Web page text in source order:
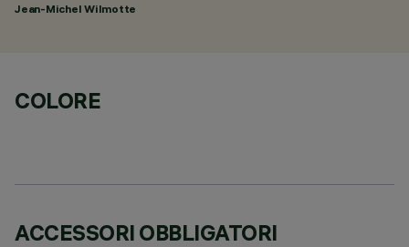
Jean-Michel Wilmotte
COLORE
ACCESSORI OBBLIGATORI